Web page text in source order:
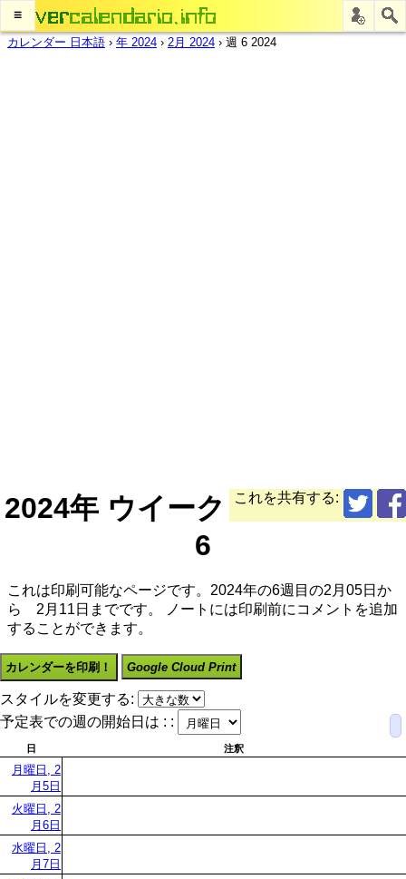
≡
カレンダー 日本語 › 年 2024 › 2月 2024 › 週 6 2024
これを共有する:
2024年 ウイーク
6
これは印刷可能なページです。2024年の6週目の2月05日か
ら 2月11日までです。 ノートには印刷前にコメントを追加
することができます。
カレンダーを印刷！ Google Cloud Print
スタイルを変更する:
予定表での週の開始日は : :
日 注釈
月曜日, 2
月5日
火曜日, 2
月6日
水曜日, 2
月7日